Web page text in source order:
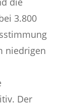
3.800
niedrigen
Der